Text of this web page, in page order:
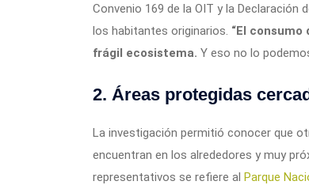
Convenio 169 de la OIT y la
los habitantes originarios. “El
frágil ecosistema. Y eso no lo
2. Áreas protegidas
La investigación permitió conocer que
encuentran en los alrededores y muy
representativos se refiere al Parque